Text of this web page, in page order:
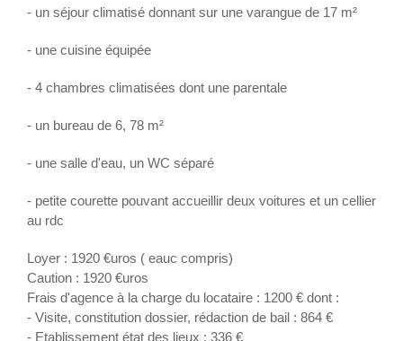
- un séjour climatisé donnant sur une varangue de 17 m²
- une cuisine équipée
- 4 chambres climatisées dont une parentale
- un bureau de 6, 78 m²
- une salle d'eau, un WC séparé
- petite courette pouvant accueillir deux voitures et un cellier
au rdc
Loyer : 1920 €uros ( eauc compris)
Caution : 1920 €uros
Frais d'agence à la charge du locataire : 1200 € dont :
- Visite, constitution dossier, rédaction de bail : 864 €
- Etablissement état des lieux : 336 €